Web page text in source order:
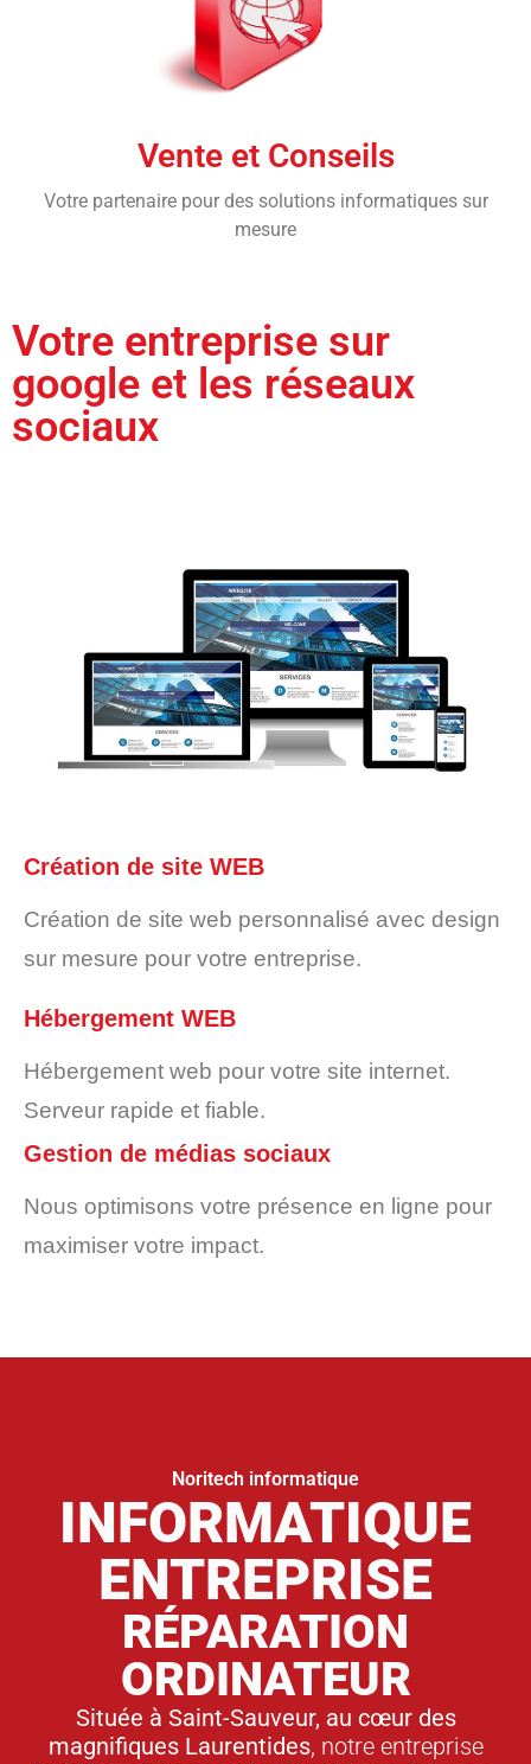
Vente et Conseils
Votre partenaire pour des solutions informatiques sur
mesure
Votre entreprise sur
google et les réseaux
sociaux
Création de site WEB
Création de site web personnalisé avec design
sur mesure pour votre entreprise.
Hébergement WEB
Hébergement web pour votre site internet.
Serveur rapide et fiable.
Gestion de médias sociaux
Nous optimisons votre présence en ligne pour
maximiser votre impact.
Noritech informatique
INFORMATIQUE
ENTREPRISE
RÉPARATION
ORDINATEUR
Située à Saint-Sauveur, au cœur des
magnifiques Laurentides, notre entreprise